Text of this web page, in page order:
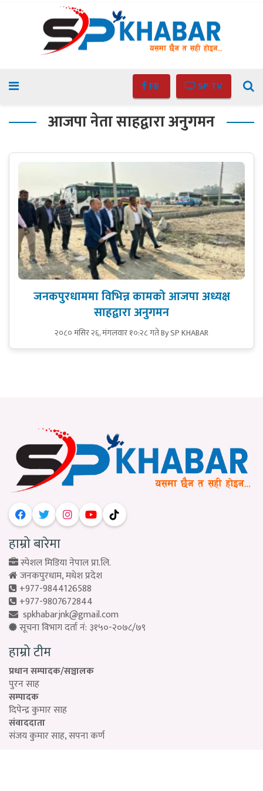
FB SP TV
आजपा नेता साहद्वारा अनुगमन
जनकपुरधाममा विभिन्न कामको आजपा अध्यक्ष
साहद्वारा अनुगमन
२०८० मंसिर २६, मंगलवार १०:२८ गतेBy SP KHABAR
हाम्रो बारेमा
स्पेशल मिडिया नेपाल प्रा.लि.
जनकपुरधाम, मधेश प्रदेश
+977-9844126588
+977-9807672844
spkhabarjnk@gmail.com
सूचना विभाग दर्ता नं: ३१५०-२०७८/७९
हाम्रो टीम
प्रधान सम्पादक/सञ्चालक
पुरन साह
सम्पादक
दिपेन्द्र कुमार साह
संवाददाता
संजय कुमार साह, सपना कर्ण